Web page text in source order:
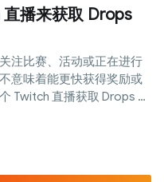
播来获取 Drops
注比赛、活动或正在进行
意味着能更快获得奖励或
Twitch 直播获取 Drops 到
，解析 Twitch 如何计算观
以及在管理多个账号或环